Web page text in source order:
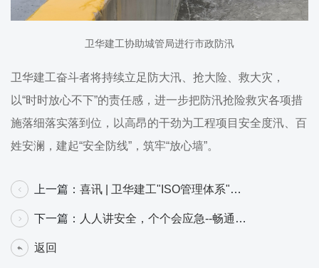
卫华建工协助城管局进行市政防汛
卫华建工奋斗者将持续立足防大汛、抢大险、救大灾，
以“时时放心不下”的责任感，进一步把防汛抢险救灾各项措
施落细落实落到位，以高昂的干劲为工程项目安全度汛、百
姓安澜，建起“安全防线”，筑牢“放心墙”。
上一篇： 喜讯 | 卫华建工"ISO管理体系"换
下一篇：
人人讲安全，个个会应急--畅通生
返回